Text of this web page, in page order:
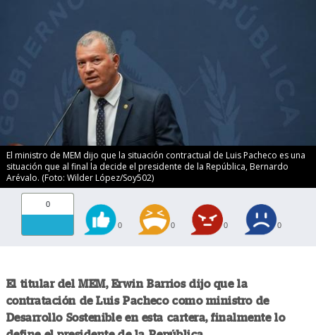
El ministro de MEM dijo que la situación contractual de Luis Pacheco es una
situación que al final la decide el presidente de la República, Bernardo
Arévalo. (Foto: Wilder López/Soy502)
0
0 0 0 0
El titular del MEM, Erwin Barrios dijo que la
contratación de Luis Pacheco como ministro de
Desarrollo Sostenible en esta cartera, finalmente lo